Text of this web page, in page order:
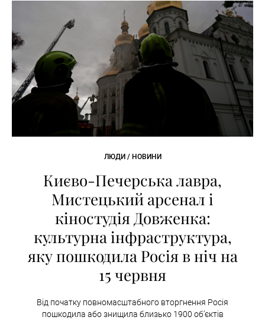
ЛЮДИ / НОВИНИ
Києво-Печерська лавра,
Мистецький арсенал і
кіностудія Довженка:
культурна інфраструктура,
яку пошкодила Росія в ніч на
15 червня
Від початку повномасштабного вторгнення Росія
пошкодила або знищила близько 1900 об’єктів